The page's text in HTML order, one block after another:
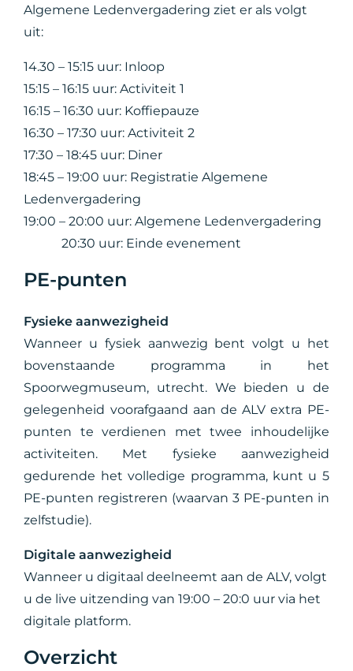
Algemene Ledenvergadering ziet er als volgt
uit:
14.30 – 15:15 uur: Inloop
15:15 – 16:15 uur: Activiteit 1
16:15 – 16:30 uur: Koffiepauze
16:30 – 17:30 uur: Activiteit 2
17:30 – 18:45 uur: Diner
18:45 – 19:00 uur: Registratie Algemene
Ledenvergadering
19:00 – 20:00 uur: Algemene Ledenvergadering
20:30 uur: Einde evenement
PE-punten
Fysieke aanwezigheid
Wanneer u fysiek aanwezig bent volgt u het
bovenstaande programma in het
Spoorwegmuseum, utrecht. We bieden u de
gelegenheid voorafgaand aan de ALV extra PE-
punten te verdienen met twee inhoudelijke
activiteiten. Met fysieke aanwezigheid
gedurende het volledige programma, kunt u 5
PE-punten registreren (waarvan 3 PE-punten in
zelfstudie).
Digitale aanwezigheid
Wanneer u digitaal deelneemt aan de ALV, volgt
u de live uitzending van 19:00 – 20:0 uur via het
digitale platform.
Overzicht